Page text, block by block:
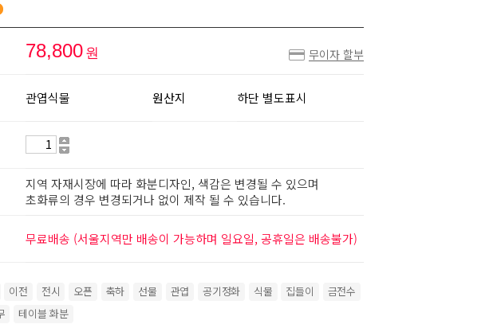
78,800 원 무이자 할부
관엽식물 원산지 하단 별도표시
지역 자재시장에 따라 화분디자인, 색감은 변경될 수 있으며
초화류의 경우 변경되거나 없이 제작 될 수 있습니다.
무료배송 (서울지역만 배송이 가능하며 일요일, 공휴일은 배송불가)
이전 전시 오픈 축하 선물 관엽 공기정화 식물 집들이
금전수
테이블 화분